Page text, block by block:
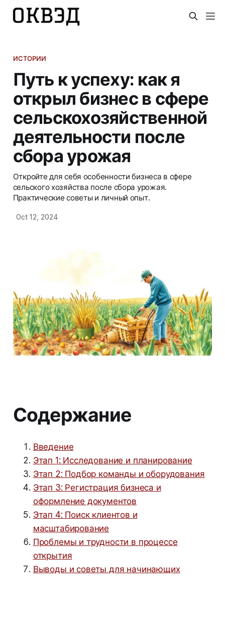
ИСТОРИИ
Путь к успеху: как я
открыл бизнес в сфере
сельскохозяйственной
деятельности после
сбора урожая
Откройте для себя особенности бизнеса в сфере
сельского хозяйства после сбора урожая.
Практические советы и личный опыт.
Oct 12, 2024
Содержание
Введение
Этап 1: Исследование и планирование
Этап 2: Подбор команды и оборудования
Этап 3: Регистрация бизнеса и
оформление документов
Этап 4: Поиск клиентов и
масштабирование
Проблемы и трудности в процессе
открытия
Выводы и советы для начинающих